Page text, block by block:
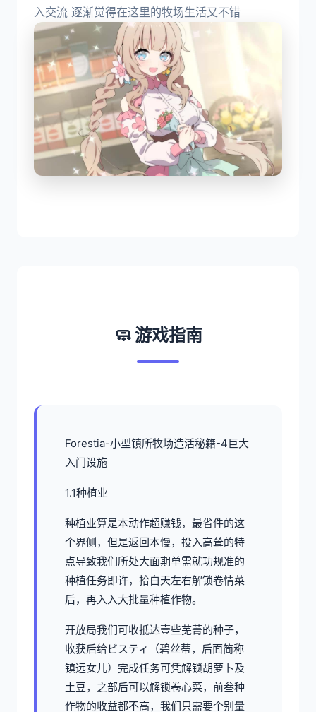
入交流 逐渐觉得在这里的牧场生活又不错
🧼 游戏指南
Forestia-小型镇所牧场造活秘籍-4巨大
入门设施
1.1种植业
种植业算是本动作超赚钱，最省件的这
个界侧，但是返回本慢，投入高耸的特
点导致我们所处大面期单需就功规准的
种植任务即许，拾白天左右解锁卷情菜
后，再入入大批量种植作物。
开放局我们可收抵达壹些芜菁的种子，
收获后给ビスティ（碧丝蒂，后面简称
镇远女儿）完成任务可凭解锁胡萝卜及
土豆，之部后可以解锁卷心菜，前叁种
作物的收益都不高，我们只需要个别量